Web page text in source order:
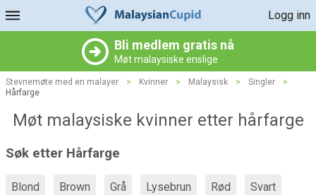
Logg inn
Bli medlem gratis nå
Møt malaysiske enslige
Stevnemøte med en malayer > Kvinner > Malaysisk > Singler
>
Hårfarge
Møt malaysiske kvinner etter hårfarge
Søk etter Hårfarge
Blond Brown Grå Lysebrun Rød Svart